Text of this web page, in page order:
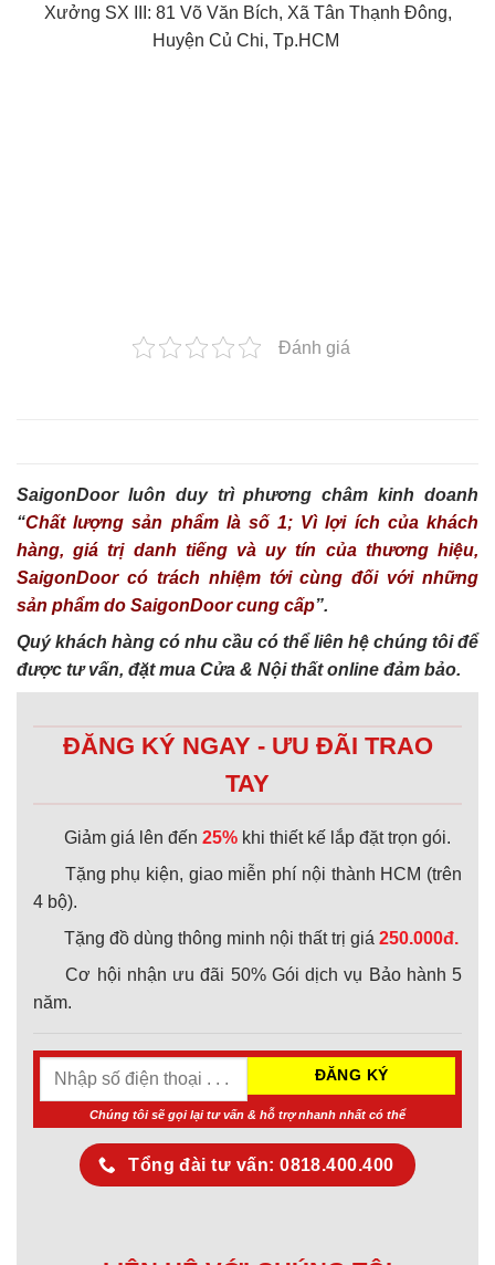
Xưởng SX III: 81 Võ Văn Bích, Xã Tân Thạnh Đông,
Huyện Củ Chi, Tp.HCM
Đánh giá
SaigonDoor luôn duy trì phương châm kinh doanh
“Chất lượng sản phẩm là số 1; Vì lợi ích của khách
hàng, giá trị danh tiếng và uy tín của thương hiệu,
SaigonDoor có trách nhiệm tới cùng đối với những
sản phẩm do SaigonDoor cung cấp”.
Quý khách hàng có nhu cầu có thể liên hệ chúng tôi để
được tư vấn, đặt mua Cửa & Nội thất online đảm bảo.
ĐĂNG KÝ NGAY - ƯU ĐÃI TRAO
TAY
Giảm giá lên đến 25% khi thiết kế lắp đặt trọn gói.
Tặng phụ kiện, giao miễn phí nội thành HCM (trên
4 bộ).
Tặng đồ dùng thông minh nội thất trị giá 250.000đ.
Cơ hội nhận ưu đãi 50% Gói dịch vụ Bảo hành 5
năm.
Chúng tôi sẽ gọi lại tư vấn & hỗ trợ nhanh nhất có thể
Tổng đài tư vấn: 0818.400.400